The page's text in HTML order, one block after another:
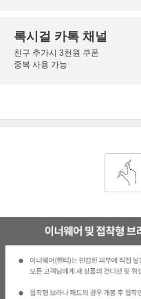
록시걸 카톡 채널
친구 추가시 3천원 쿠폰
중복 사용 가능